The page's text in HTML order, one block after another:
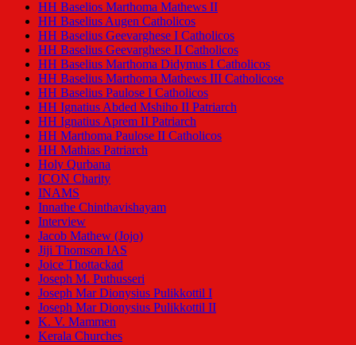
HH Baselios Marthoma Mathews II
HH Baselius Augen Catholicos
HH Baselius Geevarghese I Catholicos
HH Baselius Geevarghese II Catholicos
HH Baselius Marthoma Didymus I Catholicos
HH Baselius Marthoma Mathews III Catholicose
HH Baselius Paulose I Catholicos
HH Ignatius Abded Mshiho II Patriarch
HH Ignatius Aprem II Patriarch
HH Marthoma Paulose II Catholicos
HH Mathias Patriarch
Holy Qurbana
ICON Charity
INAMS
Innathe Chinthavishayam
Interview
Jacob Mathew (Jojo)
Jiji Thomson IAS
Joice Thottackad
Joseph M. Puthusseri
Joseph Mar Dionysius Pulikkottil I
Joseph Mar Dionysius Pulikkottil II
K. V. Mammen
Kerala Churches